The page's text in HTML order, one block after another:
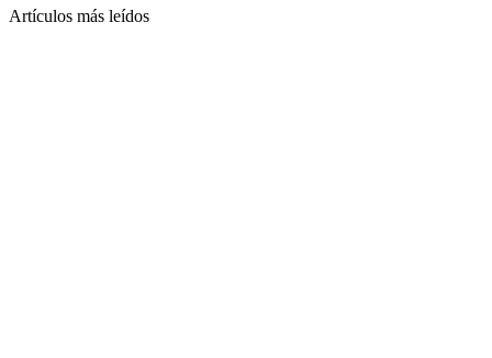
Artículos más leídos